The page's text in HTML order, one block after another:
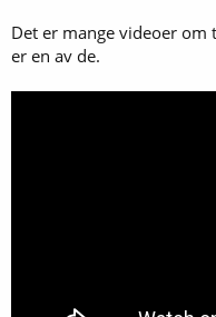
Det er mange videoer om
er en av de.